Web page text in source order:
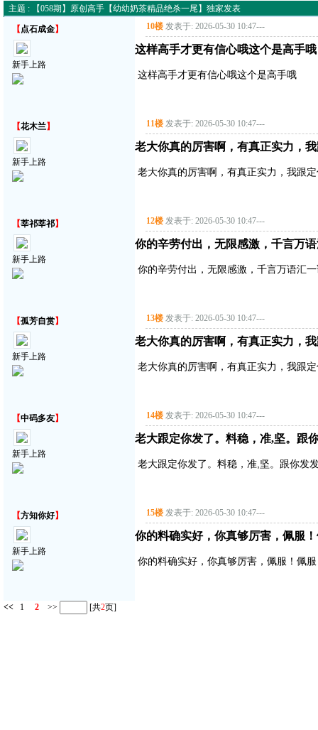
主题 : 【058期】原创高手【幼幼奶茶精品绝杀一尾】独家发表
【点石成金】
新手上路
10楼 发表于: 2026-05-30 10:47---
这样高手才更有信心哦这个是高手哦
这样高手才更有信心哦这个是高手哦
【花木兰】
新手上路
11楼 发表于: 2026-05-30 10:47---
老大你真的厉害啊，有真正实力，
老大你真的厉害啊，有真正实力，我跟
【莘祁莘祁】
新手上路
12楼 发表于: 2026-05-30 10:47---
你的辛劳付出，无限感激，千言万
你的辛劳付出，无限感激，千言万语汇
【孤芳自赏】
新手上路
13楼 发表于: 2026-05-30 10:47---
老大你真的厉害啊，有真正实力，
老大你真的厉害啊，有真正实力，我跟
【中码多友】
新手上路
14楼 发表于: 2026-05-30 10:47---
老大跟定你发了。料稳，准,坚。跟
老大跟定你发了。料稳，准,坚。跟你发
【方知你好】
新手上路
15楼 发表于: 2026-05-30 10:47---
你的料确实好，你真够厉害，佩服
你的料确实好，你真够厉害，佩服！佩
<< 1 2 >> [共2页]